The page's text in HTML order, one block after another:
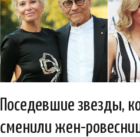
Поседевшие звезды,
сменили жен-